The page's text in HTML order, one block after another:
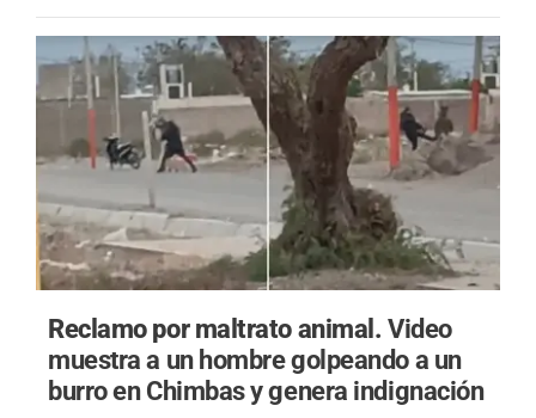
Reclamo por maltrato animal.Video
muestra a un hombre golpeando a un
burro en Chimbas y genera indignación